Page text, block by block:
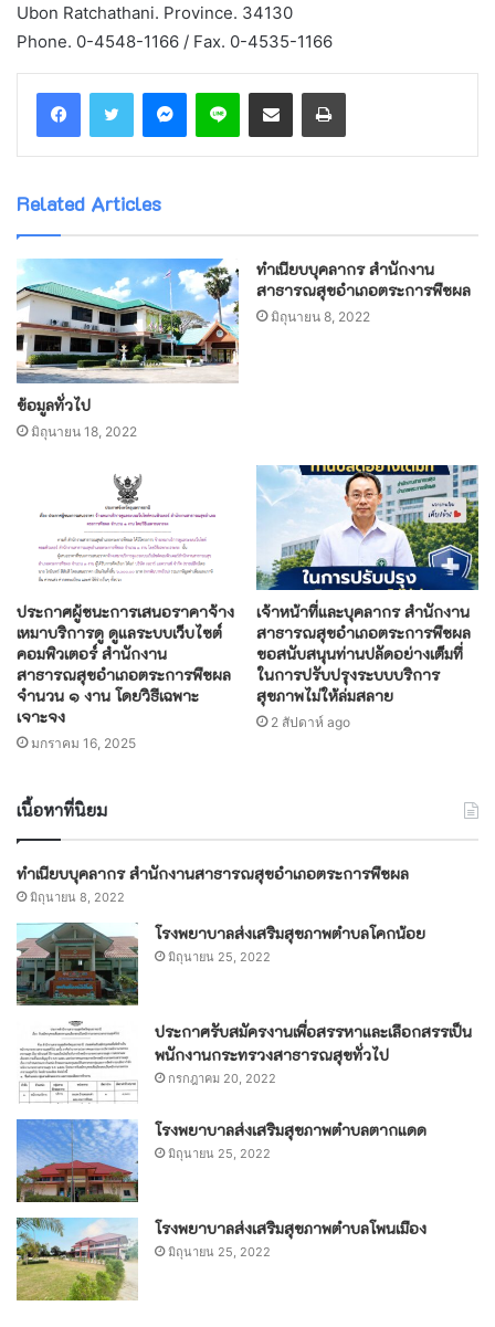
Ubon Ratchathani. Province. 34130
Phone. 0-4548-1166 / Fax. 0-4535-1166
Messenger
Line Share via Email Print
Related Articles
ข้อมูลทั่วไป
มิถุนายน 18, 2022
ทำเนียบบุคลากร สำนักงาน
สาธารณสุขอำเภอตระการพืชผล
มิถุนายน 8, 2022
ประกาศผู้ชนะการเสนอราคาจ้าง
เหมาบริการดู ดูแลระบบเว็บไซต์
คอมพิวเตอร์ สำนักงาน
สาธารณสุขอำเภอตระการพืชผล
จำนวน ๑ งาน โดยวิธีเฉพาะ
เจาะจง
มกราคม 16, 2025
เจ้าหน้าที่และบุคลากร สำนักงาน
สาธารณสุขอำเภอตระการพืชผล
ขอสนับสนุนท่านปลัดอย่างเต็มที่
ในการปรับปรุงระบบบริการ
สุขภาพไม่ให้ล่มสลาย
2 สัปดาห์ ago
เนื้อหาที่นิยม
ทำเนียบบุคลากร สำนักงานสาธารณสุขอำเภอตระการพืชผล
มิถุนายน 8, 2022
โรงพยาบาลส่งเสริมสุขภาพตำบลโคกน้อย
มิถุนายน 25, 2022
ประกาศรับสมัครงานเพื่อสรรหาและเลือกสรรเป็น
พนักงานกระทรวงสาธารณสุขทั่วไป
กรกฎาคม 20, 2022
โรงพยาบาลส่งเสริมสุขภาพตำบลตากแดด
มิถุนายน 25, 2022
โรงพยาบาลส่งเสริมสุขภาพตำบลโพนเมือง
มิถุนายน 25, 2022